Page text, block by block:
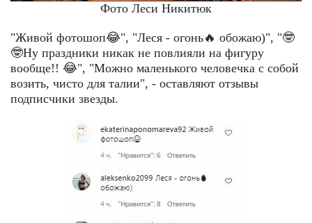
Фото Леси Никитюк
"Живой фотошоп😂", "Леся - огонь🔥 обожаю)", "🤓
🤓Ну праздники никак не повлияли на фигуру
вообще!! 😂", "Можно маленького человечка с собой
возить, чисто для талии", - оставляют отзывы
подписчики звезды.